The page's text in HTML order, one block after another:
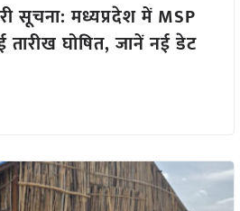
सूचना: मध्यप्रदेश में MSP
घोषित, जानें नई डेट